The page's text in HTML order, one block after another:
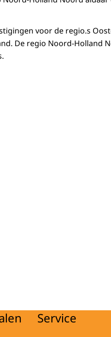
voor de regio.s
De regio Noord-Holland
Service